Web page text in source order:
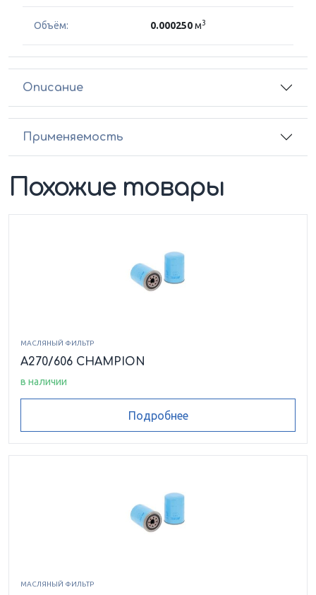
Объём: 0.000250м3
Описание
Применяемость
Похожие товары
МАСЛЯНЫЙ ФИЛЬТР
A270/606 CHAMPION
в наличии
Подробнее
МАСЛЯНЫЙ ФИЛЬТР